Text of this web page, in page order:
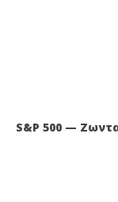
S&P 500 —